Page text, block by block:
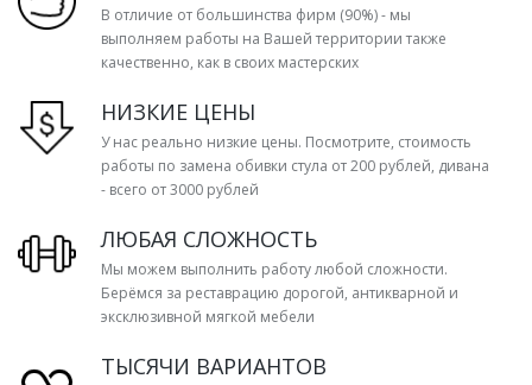
В отличие от большинства фирм (90%) - мы
выполняем работы на Вашей территории также
качественно, как в своих мастерских
НИЗКИЕ ЦЕНЫ
У нас реально низкие цены. Посмотрите, стоимость
работы по замена обивки стула от 200 рублей, дивана
- всего от 3000 рублей
ЛЮБАЯ СЛОЖНОСТЬ
Мы можем выполнить работу любой сложности.
Берёмся за реставрацию дорогой, антикварной и
эксклюзивной мягкой мебели
ТЫСЯЧИ ВАРИАНТОВ